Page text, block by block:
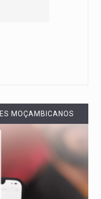
MOÇAMBICANOS